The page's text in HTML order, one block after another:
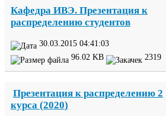
Кафедра ИВЭ. Презентация к
распределению студентов
30 03 2015 04:41:03
96 02 KB 2319
Презентация к распределению 2
курса (2020)